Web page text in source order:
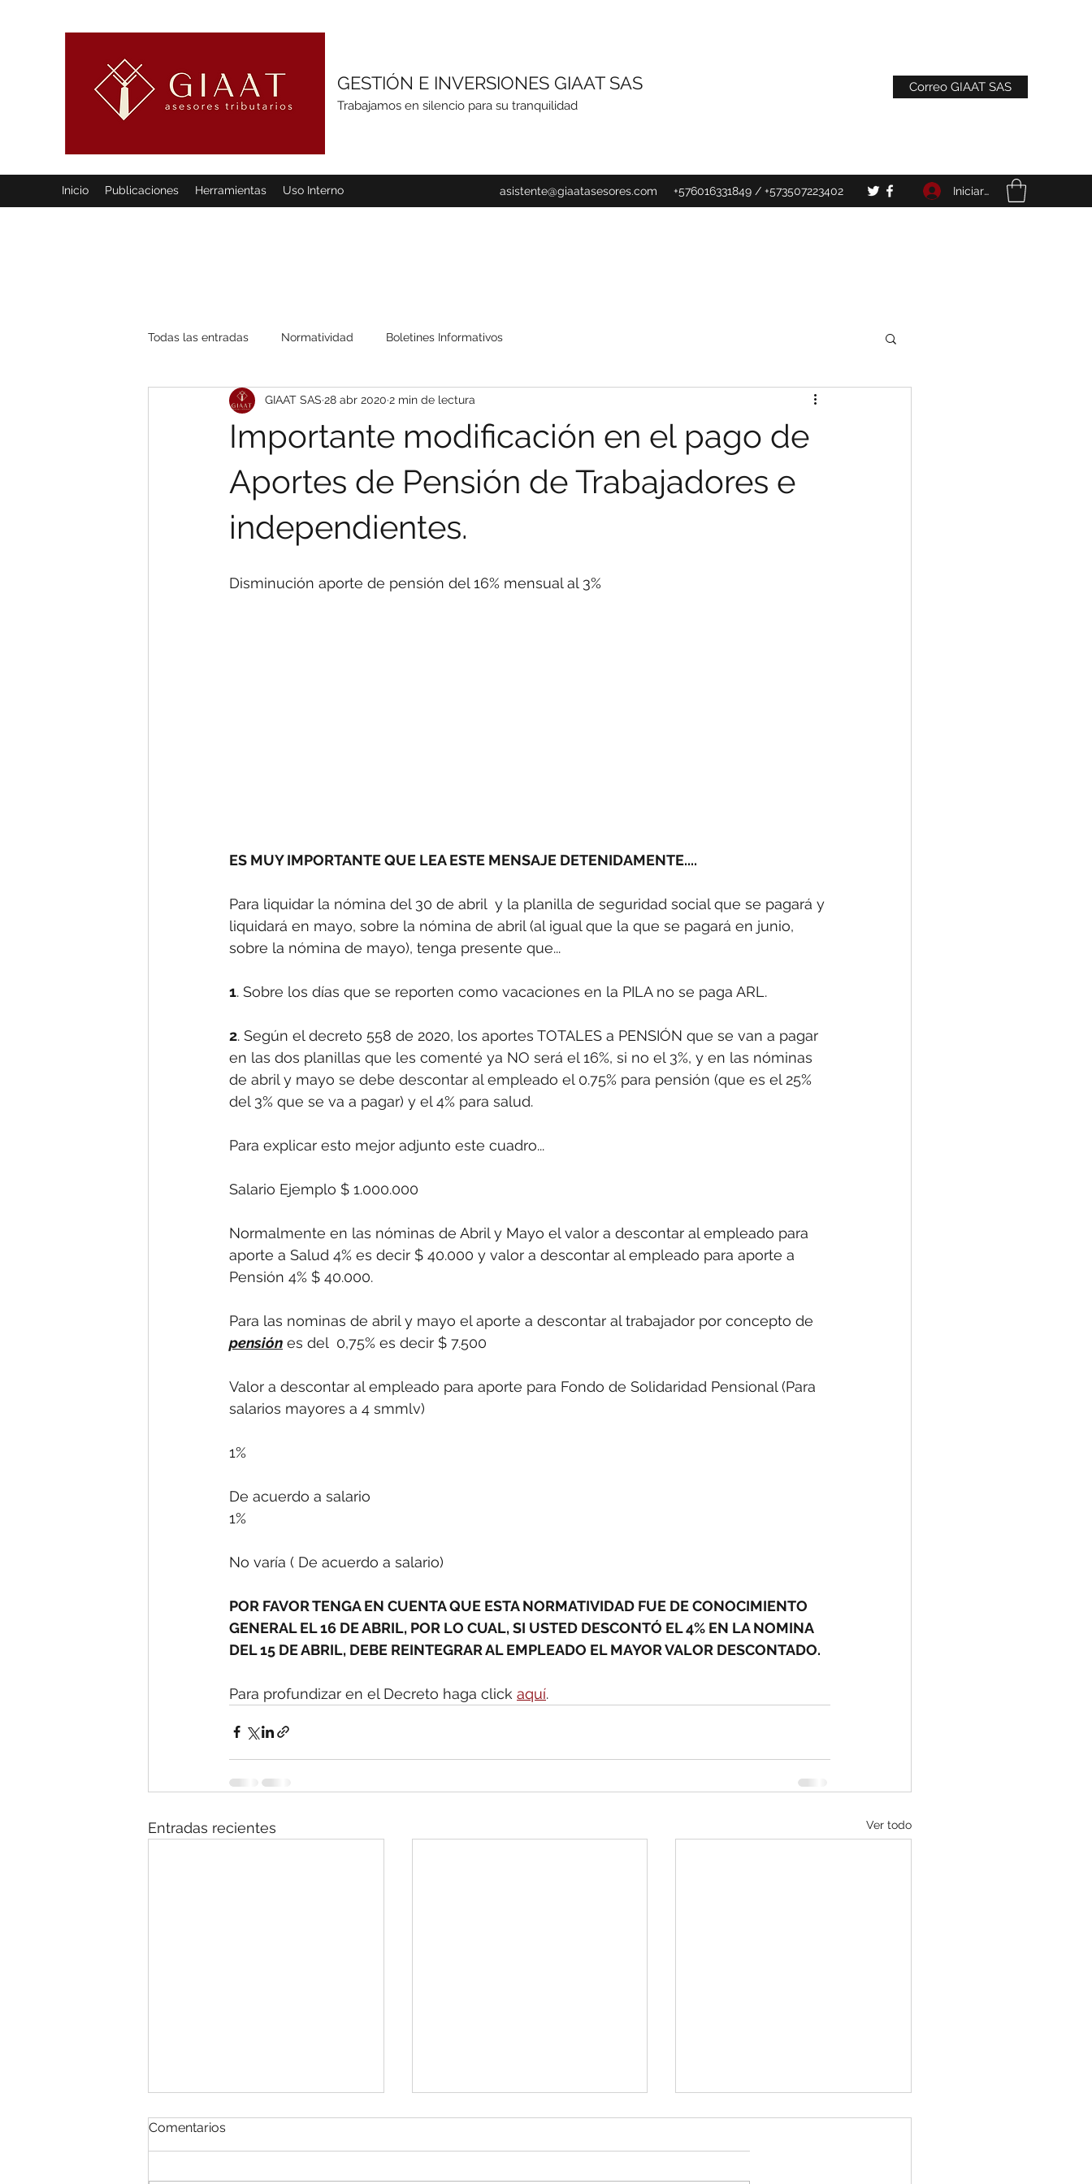
GESTIÓN E INVERSIONES GIAAT SAS
Trabajamos en silencio para su tranquilidad
Correo GIAAT SAS
Inicio Publicaciones Herramientas Uso Interno asistente@giaatasesores.com +576016331849 / +573507223402 Iniciar sesión
Todas las entradas Normatividad Boletines Informativos
Importante modificación en el pago de
Aportes de Pensión de Trabajadores e
independientes.
GIAAT SAS 28 abr 2020 2 min de lectura
Disminución aporte de pensión del 16% mensual al 3%
ES MUY IMPORTANTE QUE LEA ESTE MENSAJE DETENIDAMENTE....
Para liquidar la nómina del 30 de abril  y la planilla de seguridad social que se pagará y
liquidará en mayo, sobre la nómina de abril (al igual que la que se pagará en junio,
sobre la nómina de mayo), tenga presente que...
1. Sobre los días que se reporten como vacaciones en la PILA no se paga ARL.
2. Según el decreto 558 de 2020, los aportes TOTALES a PENSIÓN que se van a pagar
en las dos planillas que les comenté ya NO será el 16%, si no el 3%, y en las nóminas
de abril y mayo se debe descontar al empleado el 0.75% para pensión (que es el 25%
del 3% que se va a pagar) y el 4% para salud.
Para explicar esto mejor adjunto este cuadro...
Salario Ejemplo $ 1.000.000
Normalmente en las nóminas de Abril y Mayo el valor a descontar al empleado para
aporte a Salud 4% es decir $ 40.000 y valor a descontar al empleado para aporte a
Pensión 4% $ 40.000.
Para las nominas de abril y mayo el aporte a descontar al trabajador por concepto de
pensión es del  0,75% es decir $ 7.500
Valor a descontar al empleado para aporte para Fondo de Solidaridad Pensional (Para
salarios mayores a 4 smmlv)
1%
1%
No varía ( De acuerdo a salario)
POR FAVOR TENGA EN CUENTA QUE ESTA NORMATIVIDAD FUE DE CONOCIMIENTO
GENERAL EL 16 DE ABRIL, POR LO CUAL, SI USTED DESCONTÓ EL 4% EN LA NOMINA
DEL 15 DE ABRIL, DEBE REINTEGRAR AL EMPLEADO EL MAYOR VALOR DESCONTADO.
Para profundizar en el Decreto haga click aquí.
Entradas recientes Ver todo
Especial - Renta Personas
Naturales 2025
Comentarios